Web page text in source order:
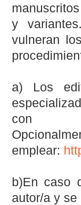
y
vulneran
a) Los
emplear:
b)En caso
autor/ay se